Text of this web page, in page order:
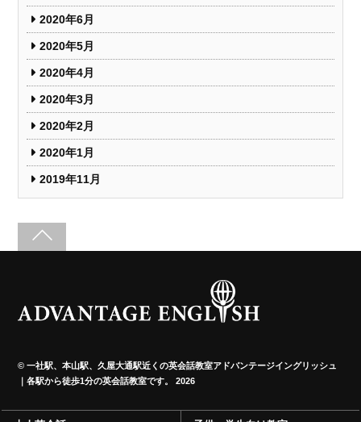
2020年6月
2020年5月
2020年4月
2020年3月
2020年2月
2020年1月
2019年11月
©一社駅、本山駅、久屋大通駅近くの英会話教室アドバンテージイングリッシュ
｜各駅から徒歩1分の英会話教室です。
2026